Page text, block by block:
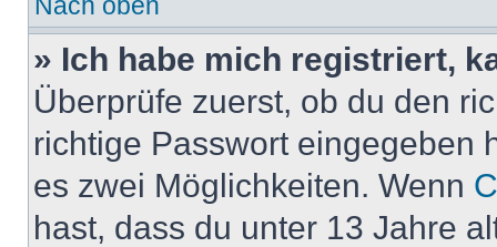
» Ich habe mich registriert,
Überprüfe zuerst, ob du den
richtige Passwort eingegeben
es zwei Möglichkeiten. Wenn
hast, dass du unter 13 Jahre